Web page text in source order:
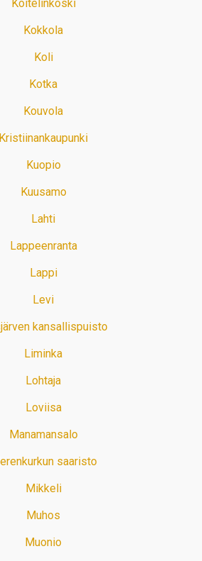
Koitelinkoski
Kokkola
Koli
Kotka
Kouvola
Kristiinankaupunki
Kuopio
Kuusamo
Lahti
Lappeenranta
Lappi
Levi
kansallispuisto
Liminka
Lohtaja
Loviisa
Manamansalo
saaristo
Mikkeli
Muhos
Muonio